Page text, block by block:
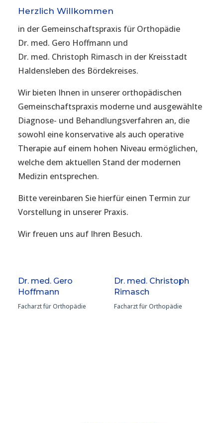
Herzlich Willkommen
in der Gemeinschaftspraxis für Orthopädie
Dr. med. Gero Hoffmann und
Dr. med. Christoph Rimasch in der Kreisstadt
Haldensleben des Bördekreises.
Wir bieten Ihnen in unserer orthopädischen
Gemeinschaftspraxis moderne und ausgewählte
Diagnose- und Behandlungsverfahren an, die
sowohl eine konservative als auch operative
Therapie auf einem hohen Niveau ermöglichen,
welche dem aktuellen Stand der modernen
Medizin entsprechen.
Bitte vereinbaren Sie hierfür einen Termin zur
Vorstellung in unserer Praxis.
Wir freuen uns auf Ihren Besuch.
Dr. med. Gero
Hoffmann
Facharzt für Orthopädie
Dr. med. Christoph
Rimasch
Facharzt für Orthopädie